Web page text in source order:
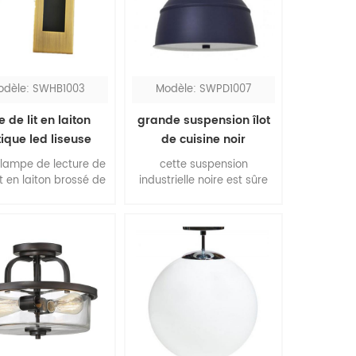
vous n'avez pas
de l'applique.
salle de bain à intensité
SWHB1003
de lit en laiton
led liseuse
de lecture de
en laiton brossé de
l'allumer et
simplement en
et en poussant
de la tête. la
classique ajoutera
à votre pièce.
Modèle: SWPD1007
grande suspension îlot
de cuisine noir
cette suspension
industrielle noire est sûre
cuisine. l'abat-jour en
métal est enduit de
poudre, également
disponible dans d'autres
couleurs comme le rouge,
luminaire est pour vous
permettre un merveilleux